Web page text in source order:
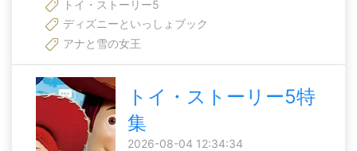
トイ・ストーリー5
ディズニーといっしょブック
アナと雪の女王
トイ・ストーリー5特
集
2026-08-04 12:34:34